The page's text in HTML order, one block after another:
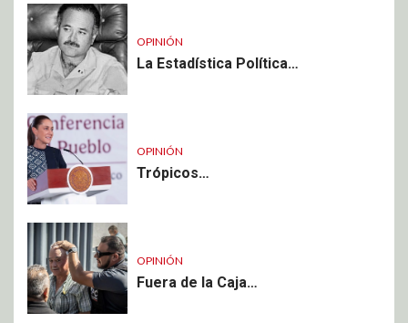
OPINIÓN
La Estadística Política…
OPINIÓN
Trópicos…
OPINIÓN
Fuera de la Caja…